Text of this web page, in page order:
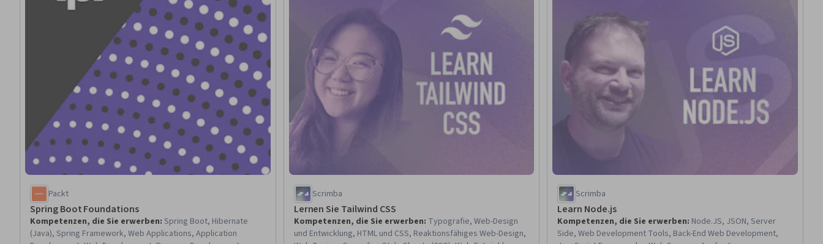
Packt
Spring Boot Foundations
Kompetenzen, die Sie erwerben: Spring Boot, Hibernate
(Java), Spring Framework, Web Applications, Application
Scrimba
Lernen Sie Tailwind CSS
Kompetenzen, die Sie erwerben: Typografie, Web-Design
und Entwicklung, HTML und CSS, Reaktionsfähiges Web-Design,
Scrimba
Learn Node.js
Kompetenzen, die Sie erwerben: Node.JS, JSON, Server
Side, Web Development Tools, Back-End Web Development,